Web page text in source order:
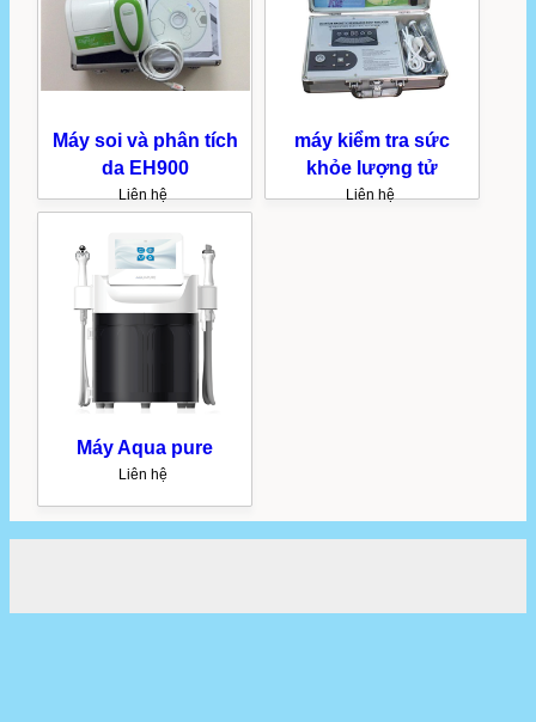
Máy soi và phân tích
da EH900
Liên hệ
máy kiểm tra sức
khỏe lượng tử
Liên hệ
Máy Aqua pure
Liên hệ